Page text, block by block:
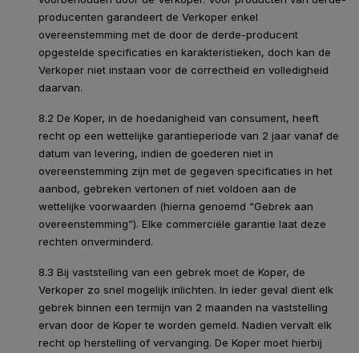
producenten garandeert de Verkoper enkel
overeenstemming met de door de derde-producent
opgestelde specificaties en karakteristieken, doch kan de
Verkoper niet instaan voor de correctheid en volledigheid
daarvan.
8.2 De Koper, in de hoedanigheid van consument, heeft
recht op een wettelijke garantieperiode van 2 jaar vanaf de
datum van levering, indien de goederen niet in
overeenstemming zijn met de gegeven specificaties in het
aanbod, gebreken vertonen of niet voldoen aan de
wettelijke voorwaarden (hierna genoemd “Gebrek aan
overeenstemming”). Elke commerciële garantie laat deze
rechten onverminderd.
8.3 Bij vaststelling van een gebrek moet de Koper, de
Verkoper zo snel mogelijk inlichten. In ieder geval dient elk
gebrek binnen een termijn van 2 maanden na vaststelling
ervan door de Koper te worden gemeld. Nadien vervalt elk
recht op herstelling of vervanging. De Koper moet hierbij